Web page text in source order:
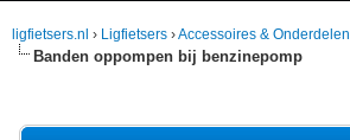
ligfietsers.nl › Ligfietsers ›Accessoires & Onderdelen
Banden oppompen bij benzinepomp